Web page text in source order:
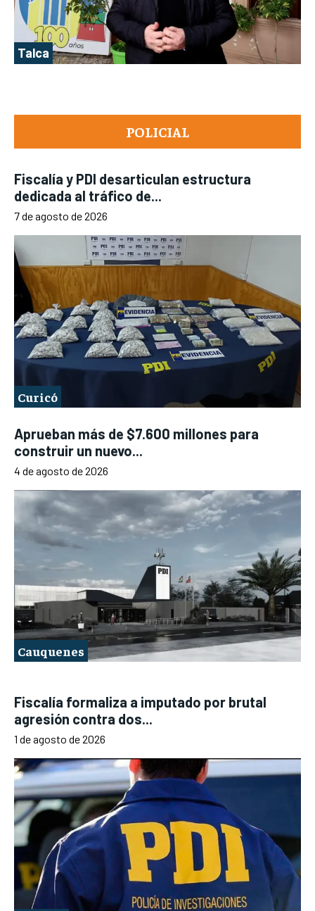
POLICIAL
Fiscalía y PDI desarticulan estructura
dedicada al tráfico de...
7 de agosto de 2026
Curicó
Aprueban más de $7.600 millones para
construir un nuevo...
4 de agosto de 2026
Cauquenes
Fiscalía formaliza a imputado por brutal
agresión contra dos...
1 de agosto de 2026
Talca